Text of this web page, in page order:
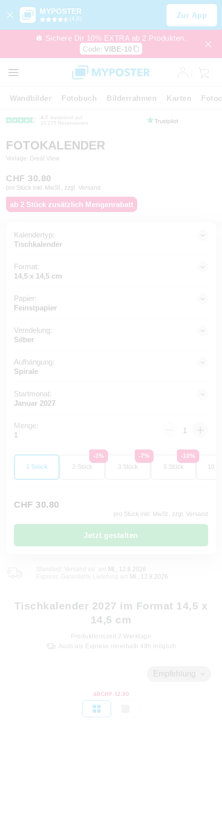
MYPOSTER
(4,6) Zur App
🪩 Sichere Dir 10% EXTRA ab 2 Produkten.
Code: VIBE-10
Wandbilder Fotobuch Bilderrahmen Karten
4.7
basierend auf
21’275 Rezensionen
FOTOKALENDER
Vorlage: Great View
CHF 30.80
pro Stück inkl. MwSt., zzgl. Versand
ab 2 Stück zusätzlich Mengenrabatt
Kalendertyp:
Tischkalender
Format:
14,5 x 14,5 cm
Papier:
Feinstpapier
Veredelung:
Silber
Aufhängung:
Spirale
Startmonat:
Januar 2027
Menge:
1
1 Stück
-3%
2 Stück
-7%
3 Stück
-10%
5 Stück
10
CHF 30.80
pro Stück inkl. MwSt., zzgl. Versand
Jetzt gestalten
Mi., 12.8.2026
Express: Garantierte Lieferung am
Mi., 12.8.2026
Tischkalender 2027 im Format 14,5 x
14,5 cm
Produktionszeit 2 Werktage
Auch als Express innerhalb 48h möglich
Empfehlung
abCHF 12.90